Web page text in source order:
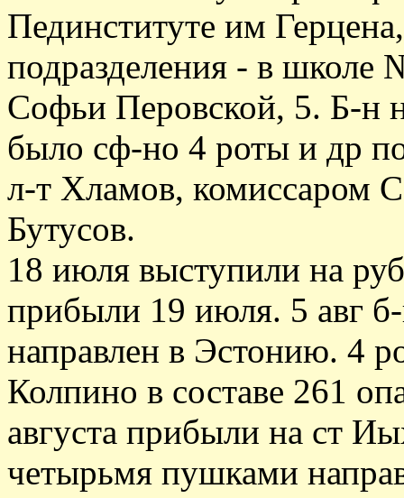
Пединституте им
подразделения - в
Софьи Перовской, 5. Б-н
было сф-но 4 роты и др
л-т Хламов, комиссаром
Бутусов.
18 июля выступили на
прибыли 19 июля. 5 авг
направлен в Эстонию. 4
Колпино в составе 261
августа прибыли на ст
четырьмя пушками